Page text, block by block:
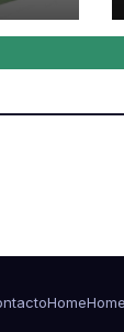
HomeHome